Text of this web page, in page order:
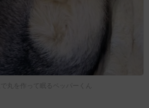
で丸を作って眠るペッパーくん